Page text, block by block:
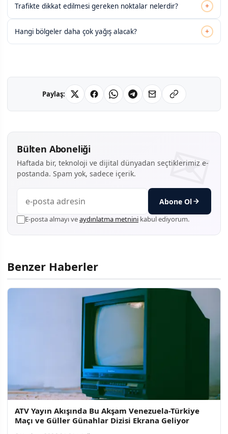
Trafikte dikkat edilmesi gereken noktalar nelerdir? +
Hangi bölgeler daha çok yağış alacak? +
Paylaş:
Bülten Aboneliği
Haftada bir, teknoloji ve dijital dünyadan seçtiklerimiz e-
postanda. Spam yok, sadece içerik.
Abone Ol
E-posta almayı veaydınlatma metnini kabul ediyorum.
Benzer Haberler
ATV Yayın Akışında Bu Akşam Venezuela-Türkiye
Maçı ve Güller Günahlar Dizisi Ekrana Geliyor